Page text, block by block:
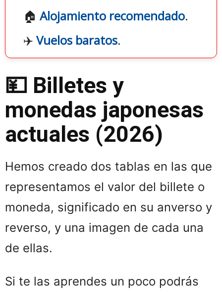
🏠 Alojamiento recomendado.
✈️ Vuelos baratos.
💴 Billetes y
monedas japonesas
actuales (2026)
Hemos creado dos tablas en las que
representamos el valor del billete o
moneda, significado en su anverso y
reverso, y una imagen de cada una
de ellas.
Si te las aprendes un poco podrás